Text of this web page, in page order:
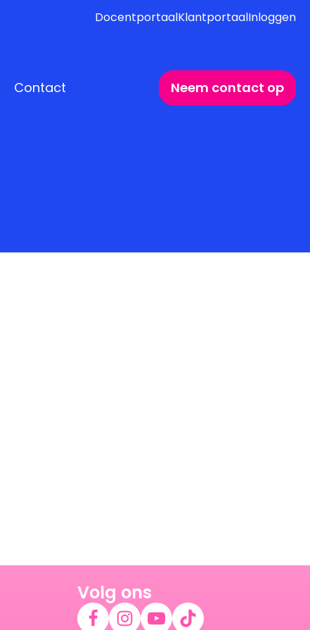
DocentportaalKlantportaalInloggen
Contact Neem contact op
Volg ons